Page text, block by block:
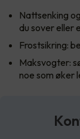
Nattsenking
du sover eller
Frostsikring:
Maksvogter:
noe som øker